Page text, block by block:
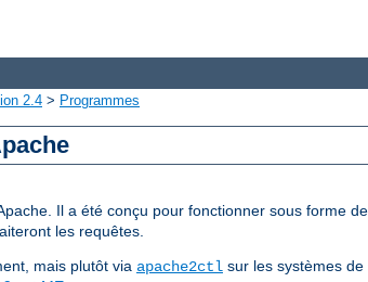
2.4 > Programmes
Il a été conçu pour fonctionner sous forme
les requêtes.
mais plutôt via apache2ctl sur les systèmes de